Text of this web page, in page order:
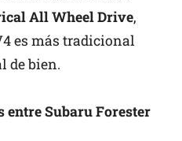
All Wheel Drive,
es más tradicional
de bien.
entre Subaru Forester